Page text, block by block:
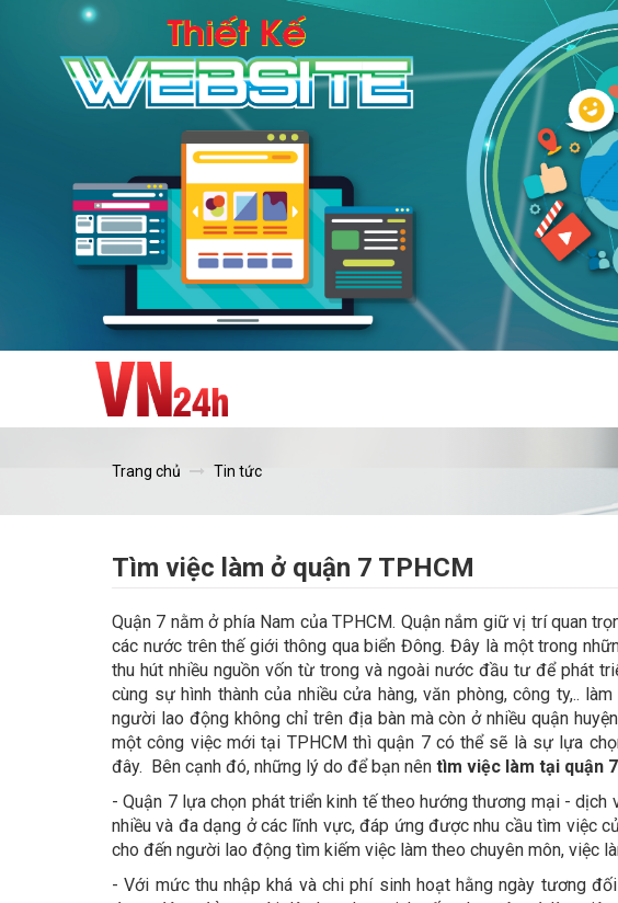
Trang chủ Tin tức
Tìm việc làm ở quận 7 TPHCM
Quận 7 nằm ở phía Nam của TPHCM. Quận nắm giữ vị trí quan
các nước trên thế giới thông qua biển Đông. Đây là một trong
thu hút nhiều nguồn vốn từ trong và ngoài nước đầu tư để phát
cùng sự hình thành của nhiều cửa hàng, văn phòng, công ty,..
người lao động không chỉ trên địa bàn mà còn ở nhiều quận
một công việc mới tại TPHCM thì quận 7 có thể sẽ là sự lựa
đây. Bên cạnh đó, những lý do để bạn nên tìm việc làm tại quận
- Quận 7 lựa chọn phát triển kinh tế theo hướng thương mại -
nhiều và đa dạng ở các lĩnh vực, đáp ứng được nhu cầu tìm việc
cho đến người lao động tìm kiếm việc làm theo chuyên môn, việc
- Với mức thu nhập khá và chi phí sinh hoạt hằng ngày tương